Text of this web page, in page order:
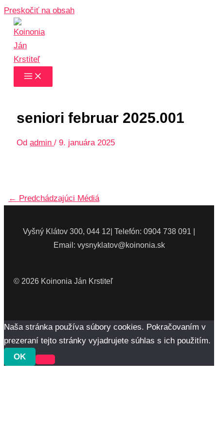
Preskočiť na obsah
seniori februar 2025.001
Od admin/9. januára 2025
← Predchádzajúci Médiá
Vyšný Klátov 300, 044 12| Telefón: 0904 738 091 |
Email: vysnyklatov@koinonia.sk
© 2026 Koinonia Ján Krstiteľ
Naša stránka používa súbory cookies. Pokračovaním v
prezeraní tejto stránky vyjadrujete súhlas s ich použitím.
OK